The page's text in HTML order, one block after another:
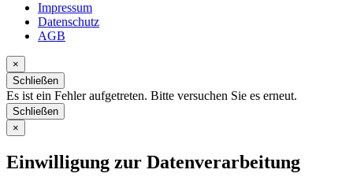
Impressum
Datenschutz
AGB
×
Schließen
Es ist ein Fehler aufgetreten. Bitte versuchen Sie es erneut.
Schließen
×
Einwilligung zur Datenverarbeitung